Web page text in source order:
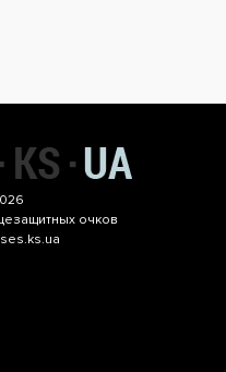
очков